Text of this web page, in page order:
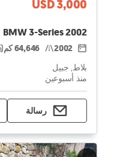
USD 3,000
BMW 3-Series 2002
2002 64,646 كم
بلاط, جبيل
منذ أسبوعين
رسالة